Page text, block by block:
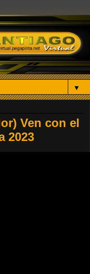
▼
Ven con el
2023